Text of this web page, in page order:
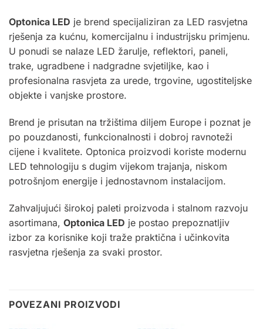
Optonica LED je brend specijaliziran za LED rasvjetna
rješenja za kućnu, komercijalnu i industrijsku primjenu.
U ponudi se nalaze LED žarulje, reflektori, paneli,
trake, ugradbene i nadgradne svjetiljke, kao i
profesionalna rasvjeta za urede, trgovine, ugostiteljske
objekte i vanjske prostore.
Brend je prisutan na tržištima diljem Europe i poznat je
po pouzdanosti, funkcionalnosti i dobroj ravnoteži
cijene i kvalitete. Optonica proizvodi koriste modernu
LED tehnologiju s dugim vijekom trajanja, niskom
potrošnjom energije i jednostavnom instalacijom.
Zahvaljujući širokoj paleti proizvoda i stalnom razvoju
asortimana, Optonica LED je postao prepoznatljiv
izbor za korisnike koji traže praktična i učinkovita
rasvjetna rješenja za svaki prostor.
POVEZANI PROIZVODI